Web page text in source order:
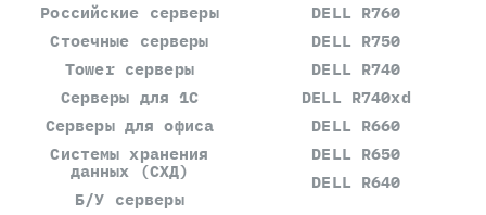
Российские серверы
Стоечные серверы
Tower серверы
Серверы для 1С
Серверы для офиса
Системы хранения
данных (СХД)
Б/У серверы
DELL R760
DELL R750
DELL R740
DELL R740xd
DELL R660
DELL R650
DELL R640